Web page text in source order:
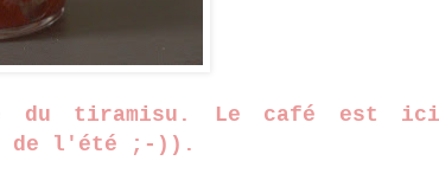
du tiramisu. Le café est ici
de l'été ;-)).